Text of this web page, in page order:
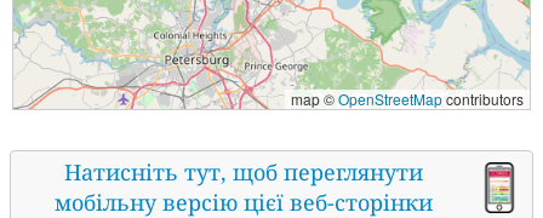
map ©OpenStreetMapcontributors
Натисніть тут, щоб переглянути
мобільну версію цієї веб-сторінки